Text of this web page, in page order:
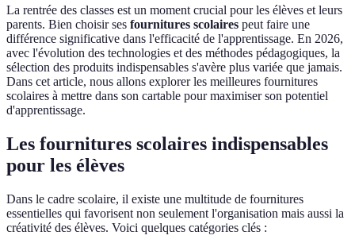
La rentrée des classes est un moment crucial pour les élèves et leurs
parents. Bien choisir ses fournitures scolaires peut faire une
différence significative dans l'efficacité de l'apprentissage. En 2026,
avec l'évolution des technologies et des méthodes pédagogiques, la
sélection des produits indispensables s'avère plus variée que jamais.
Dans cet article, nous allons explorer les meilleures fournitures
scolaires à mettre dans son cartable pour maximiser son potentiel
d'apprentissage.
Les fournitures scolaires indispensables
pour les élèves
Dans le cadre scolaire, il existe une multitude de fournitures
essentielles qui favorisent non seulement l'organisation mais aussi la
créativité des élèves. Voici quelques catégories clés :